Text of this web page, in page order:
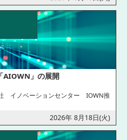
AIOWN」の展開
イノベーションセンター IOWN推
2026年 8月18日(火)